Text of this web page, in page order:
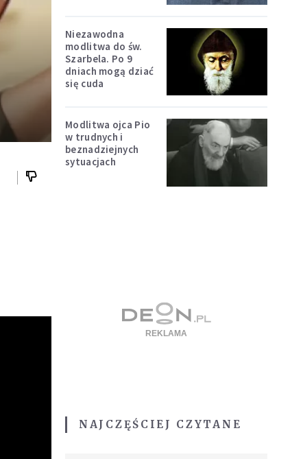
Niezawodna
modlitwa do św.
Szarbela. Po 9
dniach mogą dziać
się cuda
Modlitwa ojca Pio
w trudnych i
beznadziejnych
sytuacjach
NAJCZĘŚCIEJ CZYTANE